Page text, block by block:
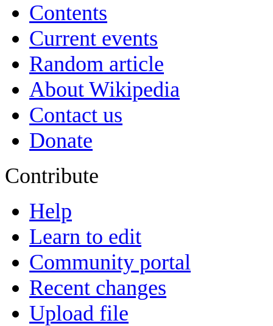
Contents
Current events
Random article
About Wikipedia
Contact us
Donate
Contribute
Help
Learn to edit
Community portal
Recent changes
Upload file